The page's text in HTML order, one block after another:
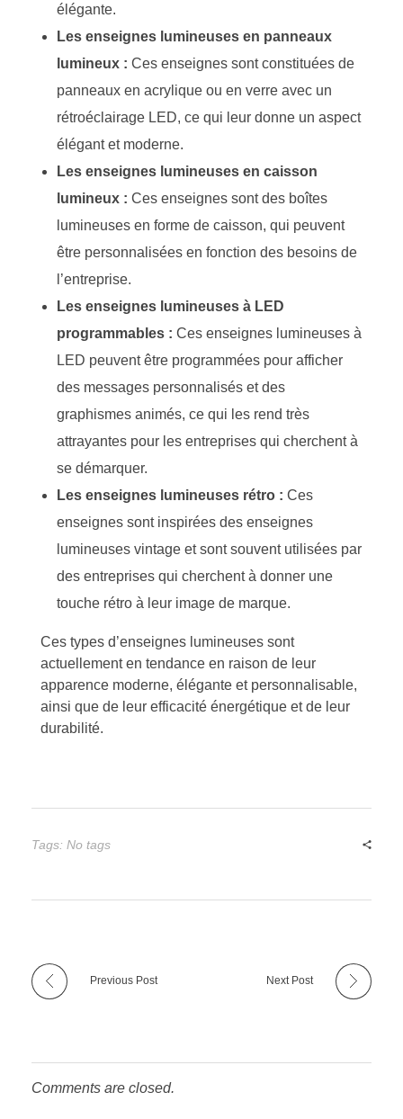
élégante.
Les enseignes lumineuses en panneaux
lumineux : Ces enseignes sont constituées de
panneaux en acrylique ou en verre avec un
rétroéclairage LED, ce qui leur donne un aspect
élégant et moderne.
Les enseignes lumineuses en caisson
lumineux : Ces enseignes sont des boîtes
lumineuses en forme de caisson, qui peuvent
être personnalisées en fonction des besoins de
l’entreprise.
Les enseignes lumineuses à LED
programmables : Ces enseignes lumineuses à
LED peuvent être programmées pour afficher
des messages personnalisés et des
graphismes animés, ce qui les rend très
attrayantes pour les entreprises qui cherchent à
se démarquer.
Les enseignes lumineuses rétro : Ces
enseignes sont inspirées des enseignes
lumineuses vintage et sont souvent utilisées par
des entreprises qui cherchent à donner une
touche rétro à leur image de marque.
Ces types d’enseignes lumineuses sont
actuellement en tendance en raison de leur
apparence moderne, élégante et personnalisable,
ainsi que de leur efficacité énergétique et de leur
durabilité.
Tags: No tags
Previous Post Next Post
Comments are closed.